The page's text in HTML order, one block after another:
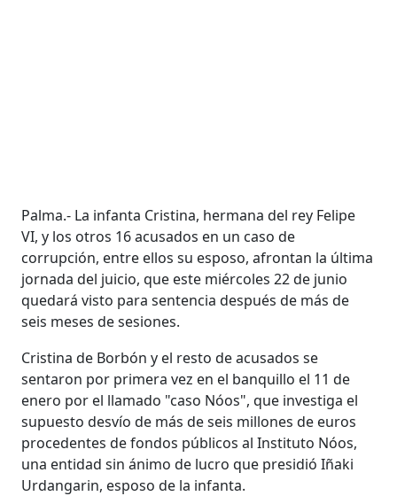
Palma.- La infanta Cristina, hermana del rey Felipe
VI, y los otros 16 acusados en un caso de
corrupción, entre ellos su esposo, afrontan la última
jornada del juicio, que este miércoles 22 de junio
quedará visto para sentencia después de más de
seis meses de sesiones.
Cristina de Borbón y el resto de acusados se
sentaron por primera vez en el banquillo el 11 de
enero por el llamado "caso Nóos", que investiga el
supuesto desvío de más de seis millones de euros
procedentes de fondos públicos al Instituto Nóos,
una entidad sin ánimo de lucro que presidió Iñaki
Urdangarin, esposo de la infanta.